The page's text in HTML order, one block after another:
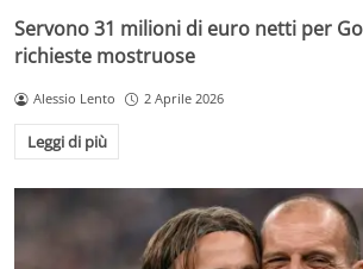
Servono 31 milioni di euro netti per
richieste mostruose
Alessio Lento 2 Aprile 2026
Leggi di più